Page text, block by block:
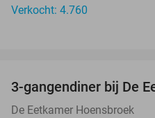
Verkocht: 4.760
3-gangendiner bij De
De Eetkamer Hoensbroek